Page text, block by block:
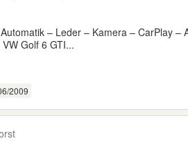
– Leder – Kamera – CarPlay –
Golf 6 GTI...
2009